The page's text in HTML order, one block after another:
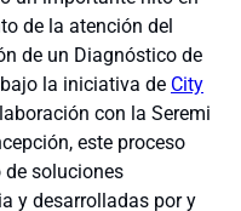
de la atención del
de un Diagnóstico de
la iniciativa de City
con la Seremi
este proceso
de soluciones
y desarrolladas por y